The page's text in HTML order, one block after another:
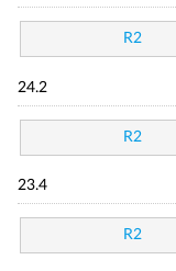
R2
24.2
R2
23.4
R2